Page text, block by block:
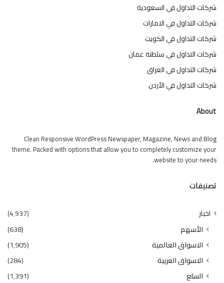
شركات التداول في السعودية
شركات التداول في الامارات
شركات التداول في الكويت
شركات التداول في سلطنة عمان
شركات التداول في العراق
شركات التداول في الأردن
About
Clean Responsive WordPress Newspaper, Magazine, News and Blog
theme. Packed with options that allow you to completely customize your
website to your needs.
تصنيفات
اخبار (4٬937)
الأسهم
(638)
الاسواق العالمية
(1٬905)
الاسواق العربية
(284)
السلع
(1٬391)